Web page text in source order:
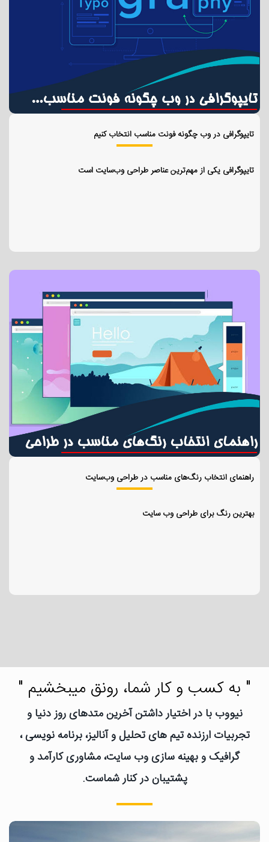
تایپوگرافی در وب چگونه فونت مناسب انتخاب کنیم
تایپوگرافی یکی از مهم‌ترین عناصر طراحی وب‌سایت است
راهنمای انتخاب رنگ‌های مناسب در طراحی وب‌سایت
بهترین رنگ برای طراحی وب سایت
" به کسب و کار شما، رونق میبخشیم "
نیووب با در اختیار داشتن آخرین متدهای روز دنیا و
تجربیات ارزنده تیم های تحلیل و آنالیز، برنامه نویسی ،
گرافیک و بهینه سازی وب سایت، مشاوری کارآمد و
پشتیبان در کنار شماست.